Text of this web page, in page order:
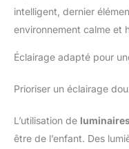
intelligent, dernier
environnement calme et
Éclairage adapté pour
Prioriser un éclairage
L’utilisation de
être de l’enfant. Des